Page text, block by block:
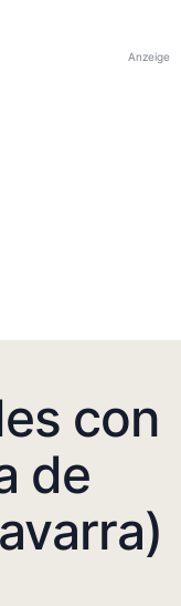
Anzeige
con
de